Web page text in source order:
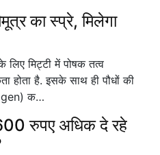
का स्प्रे, मिलेगा
मिट्टी में पोषक तत्व
होता है. इसके साथ ही पौधों की
क…
रुपए अधिक दे रहे